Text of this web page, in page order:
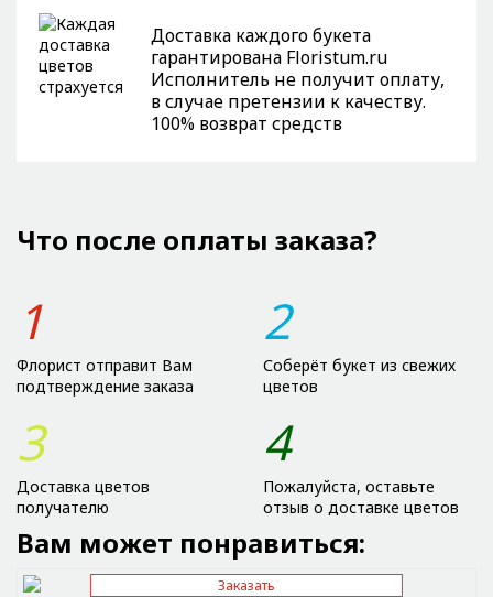
Доставка каждого букета
гарантирована Floristum.ru
Исполнитель не получит оплату,
в случае претензии к качеству.
100% возврат средств
Что после оплаты заказа?
1
Флорист отправит Вам
подтверждение заказа
2
Соберёт букет из свежих
цветов
3
Доставка цветов
получателю
4
Пожалуйста, оставьте
отзыв о доставке цветов
Вам может понравиться:
Заказать
Отправить ссылку на приложение